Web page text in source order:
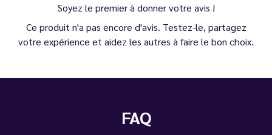
Soyez le premier à donner votre avis !
Ce produit n'a pas encore d'avis. Testez-le, partagez
votre expérience et aidez les autres à faire le bon choix.
FAQ